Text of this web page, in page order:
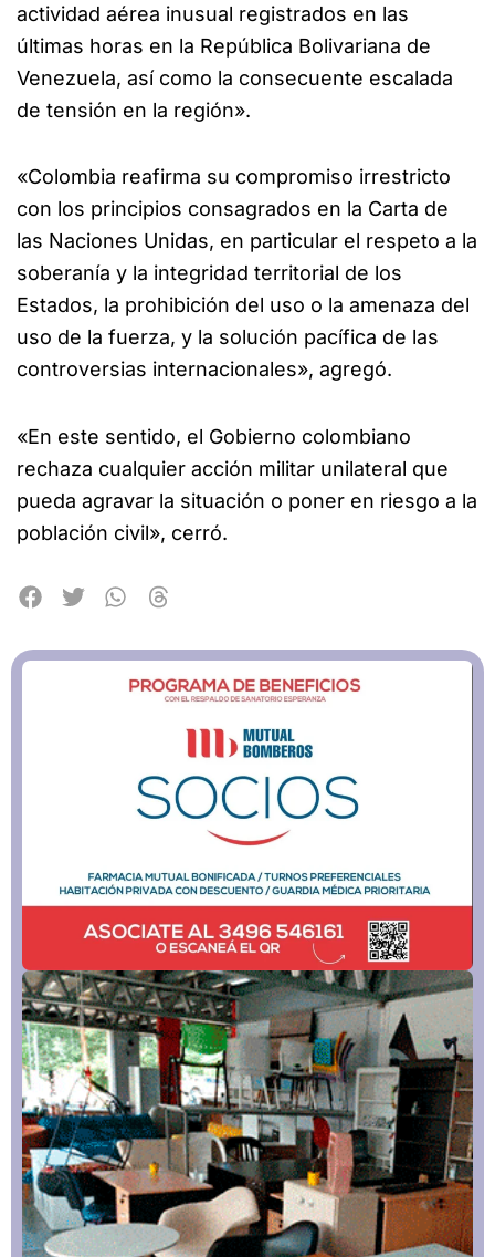
actividad aérea inusual registrados en las
últimas horas en la República Bolivariana de
Venezuela, así como la consecuente escalada
de tensión en la región».
«Colombia reafirma su compromiso irrestricto
con los principios consagrados en la Carta de
las Naciones Unidas, en particular el respeto a la
soberanía y la integridad territorial de los
Estados, la prohibición del uso o la amenaza del
uso de la fuerza, y la solución pacífica de las
controversias internacionales», agregó.
«En este sentido, el Gobierno colombiano
rechaza cualquier acción militar unilateral que
pueda agravar la situación o poner en riesgo a la
población civil», cerró.